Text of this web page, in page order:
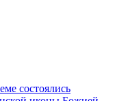
состоялись